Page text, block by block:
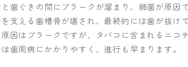
歯ぐきの間にプラークが溜まり、細菌が原因
支える歯槽骨が壊され、最終的には歯が抜け
因はプラークですが、タバコに含まれるニコ
歯周病にかかりやすく、進行も早まります。